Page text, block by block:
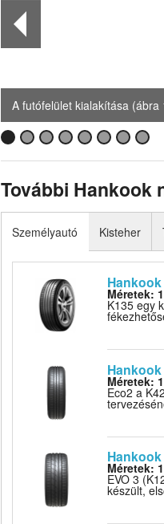
A futófelület kialakítása (ábra
További Hankook
Személyautó
Méretek:
K135 egy
Méretek:
Eco2 a
Méretek:
EVO 3
készült,
Kisteher